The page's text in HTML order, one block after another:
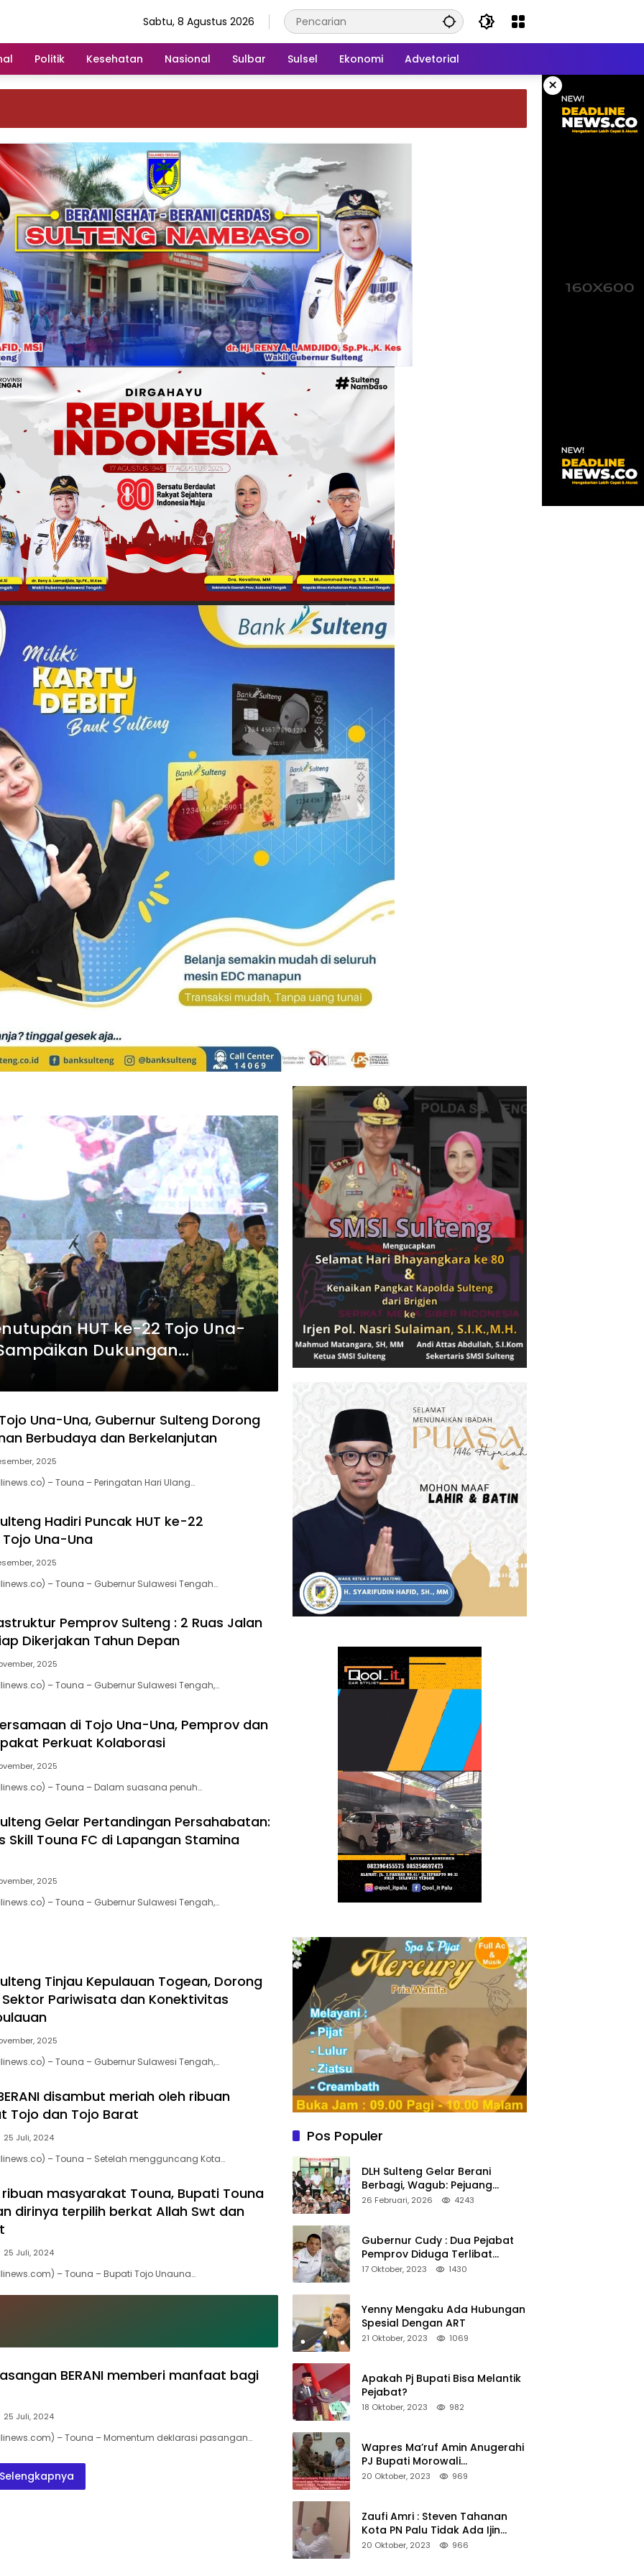
Sabtu, 8 Agustus 2026
Politik Kesehatan Nasional Sulbar Sulsel Ekonomi Advetorial
×
Wagub Reny: Cegah Stunting Dimulai
Sejak Pra Nikah, TP-PKK Jadi Ujung
Tombak di Masyarakat
HUT ke-22 Tojo Una-
Dukungan
Una-Una, Gubernur Sulteng Dorong
Berbudaya dan Berkelanjutan
2025
– Touna – Peringatan Hari Ulang…
Hadiri Puncak HUT ke-22
Una-Una
2025
– Touna – Gubernur Sulawesi Tengah…
Pemprov Sulteng : 2 Ruas Jalan
Dikerjakan Tahun Depan
2025
– Touna – Gubernur Sulawesi Tengah,…
di Tojo Una-Una, Pemprov dan
Perkuat Kolaborasi
2025
– Touna – Dalam suasana penuh…
Gelar Pertandingan Persahabatan:
Skill Touna FC di Lapangan Stamina
2025
– Touna – Gubernur Sulawesi Tengah,…
Tinjau Kepulauan Togean, Dorong
Pariwisata dan Konektivitas
2025
– Touna – Gubernur Sulawesi Tengah,…
disambut meriah oleh ribuan
Tojo dan Tojo Barat
25 Juli, 2024
– Touna – Setelah mengguncang Kota…
masyarakat Touna, Bupati Touna
dirinya terpilih berkat Allah Swt dan
25 Juli, 2024
– Touna – Bupati Tojo Unauna…
BERANI memberi manfaat bagi
25 Juli, 2024
– Touna – Momentum deklarasi pasangan…
Selengkapnya
Pos Populer
DLH Sulteng Gelar Berani
Berbagi, Wagub: Pejuang
Lingkungan Harus Jadi Teladan
26 Februari, 2026 4243
Gubernur Cudy : Dua Pejabat
Pemprov Diduga Terlibat
Asmara Terlarang Sudah di
17 Oktober, 2023 1430
Yenny Mengaku Ada Hubungan
Spesial Dengan ART
21 Oktober, 2023 1069
Apakah Pj Bupati Bisa Melantik
Pejabat?
18 Oktober, 2023 982
Wapres Ma’ruf Amin Anugerahi
PJ Bupati Morowali
Penghargaan Paritrana Award
20 Oktober, 2023 969
Zaufi Amri : Steven Tahanan
Kota PN Palu Tidak Ada Ijin
Keluar Kota
20 Oktober, 2023 966